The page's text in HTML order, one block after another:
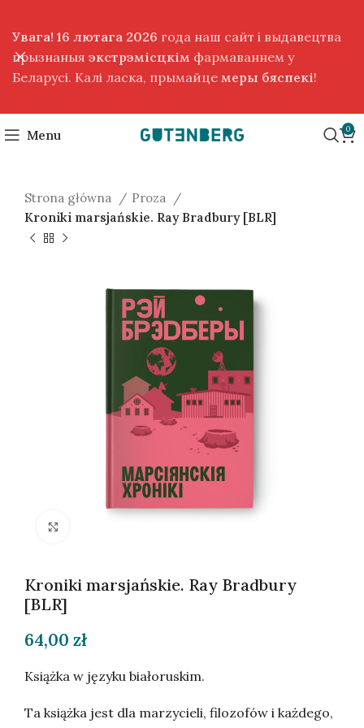
Menu 0
Strona główna
Proza
Kroniki marsjańskie. Ray Bradbury [BLR]
Kroniki marsjańskie. Ray Bradbury
[BLR]
64,00 zł
Książka w języku białoruskim.
Ta książka jest dla marzycieli, filozofów i każdego,
Увага! 16 лютага 2026 года наш сайт і выдавецтва
прызнаныя экстрэмісцкім фармаваннем у
Беларусі. Калі ласка, прымайце меры бяспекі!